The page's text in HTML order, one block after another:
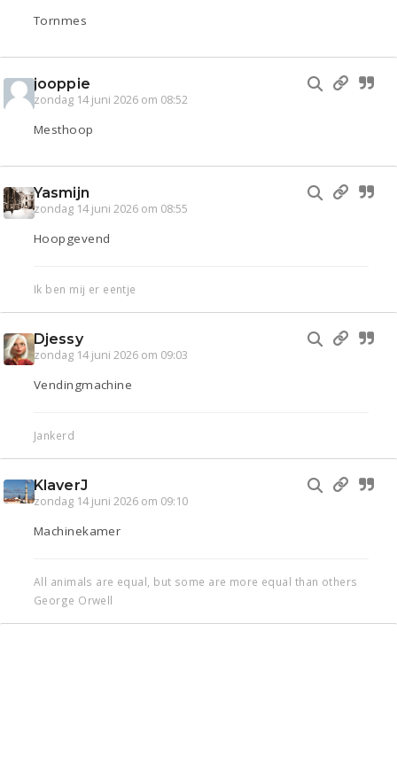
Tornmes
jooppie
zondag 14 juni 2026 om 08:52
Mesthoop
Yasmijn
zondag 14 juni 2026 om 08:55
Hoopgevend
Ik ben mij er eentje
Djessy
zondag 14 juni 2026 om 09:03
Vendingmachine
Jankerd
KlaverJ
zondag 14 juni 2026 om 09:10
Machinekamer
All animals are equal, but some are more equal than others
George Orwell